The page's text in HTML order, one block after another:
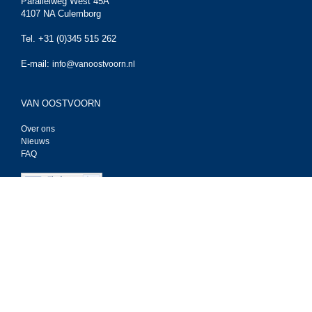
4107 NA Culemborg
Tel. +31 (0)345 515 262
E-mail: info@vanoostvoorn.nl
VAN OOSTVOORN
Over ons
Nieuws
FAQ